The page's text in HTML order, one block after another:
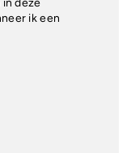
ik een